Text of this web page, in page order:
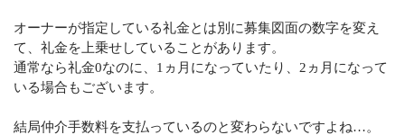
オーナーが指定している礼金とは別に募集図面の数字を変え
て、礼金を上乗せしていることがあります。
通常なら礼金0なのに、1ヵ月になっていたり、2ヵ月になって
いる場合もございます。
結局仲介手数料を支払っているのと変わらないですよね…。